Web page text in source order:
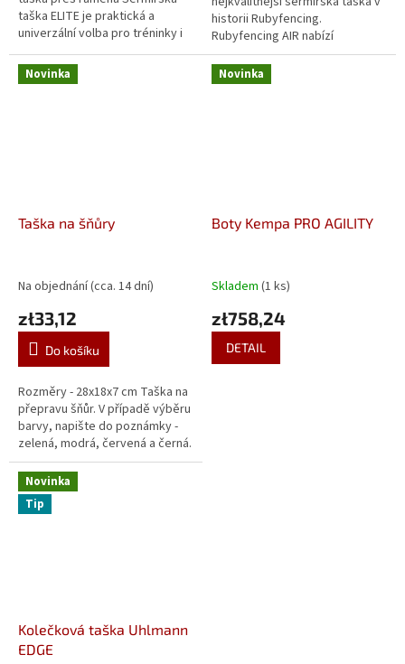
taška ELITE je praktická a
univerzální volba pro tréninky i
turnaje. Díky svému tvaru a
kapacitě se do ní vejde...
historii Rubyfencing.
Rubyfencing AIR nabízí
velkorysý prostor, promyšlené
členění a vysokou odolnost při
nízké...
Novinka
Taška na šňůry
Na objednání (cca. 14 dní)
zł33,12
Do košíku
Rozměry - 28x18x7 cm Taška na
přepravu šňůr. V případě výběru
barvy, napište do poznámky -
zelená, modrá, červená a černá.
V případě neuvedení zašleme
náhodnou, kterou máme...
Novinka
Boty Kempa PRO AGILITY
Skladem (1 ks)
zł758,24
DETAIL
Novinka
Tip
Kolečková taška Uhlmann
EDGE